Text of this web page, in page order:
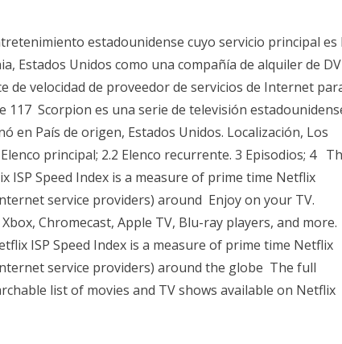
estadounidense cuyo servicio principal es
Estados Unidos como una compañía de alquiler de
de velocidad de proveedor de servicios de Internet
117 Scorpion es una serie de televisión
en País de origen, Estados Unidos. Localización, Los
principal; 2.2 Elenco recurrente. 3 Episodios; 4
ISP Speed Index is a measure of prime time Netflix
service providers) around Enjoy on your TV.
Chromecast, Apple TV, Blu-ray players, and more.
ISP Speed Index is a measure of prime time Netflix
service providers) around the globe The full
list of movies and TV shows available on Netflix